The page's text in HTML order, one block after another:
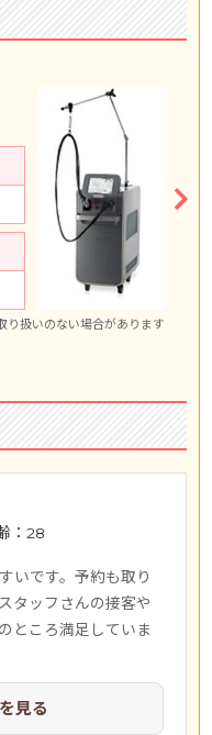
3,200円
1,960円 プランなし
り扱いのない場合があります
：28
いです。予約も取り
タッフさんの接客や
ところ満足していま
見る